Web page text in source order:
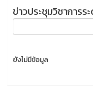
ข่าวประชุมวิชาการร
ยังไม่มีข้อมูล